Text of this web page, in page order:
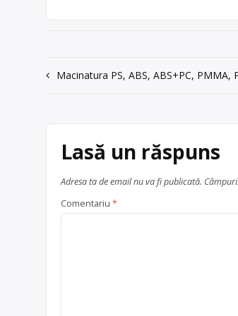
Navigare
Macinatura PS, ABS, ABS+PC, PMMA,
Lasă un răspuns
Adresa ta de email nu va fi publicată.
Comentariu *